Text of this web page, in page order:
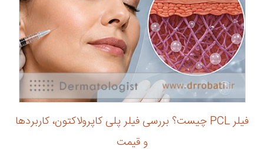
فیلر PCL چیست؟ بررسی فیلر پلی کاپرولاکتون، کاربردها
و قیمت